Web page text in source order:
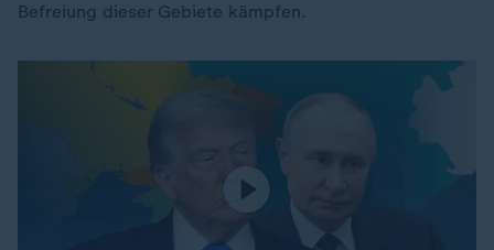
Befreiung dieser Gebiete kämpfen.